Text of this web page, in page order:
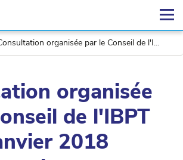
organisée par le Conseil de l'IBPT du 12 janvier 2018 concernant la modification des profils pour la comparaison nationale et internationale des prix pour les clients résidentiels
organisée
de l'IBPT
2018